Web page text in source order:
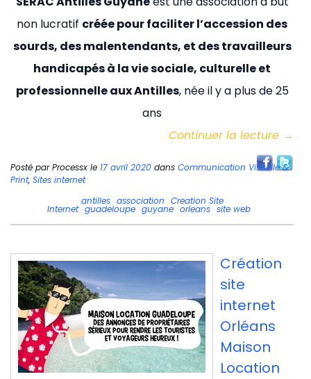
non lucratif créée pour faciliter l’accession des
sourds, des malentendants, et des travailleurs
handicapés à la vie sociale, culturelle et
professionnelle aux Antilles, née il y a plus de 25
ans
Continuer la lecture →
Posté parProcessx le 17 avril 2020 dans Communication Visuelle &
Print, Sites internet
antilles association Creation Site
Internet guadeloupe guyane orleans site web
Création
site
internet
Orléans
Maison
Location